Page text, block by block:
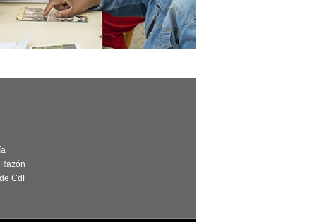
CdF